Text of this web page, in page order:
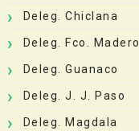
Deleg. Chiclana
Deleg. Fco. Madero
Deleg. Guanaco
Deleg. J. J. Paso
Deleg. Magdala